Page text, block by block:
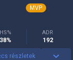
MVP
HS%
38%
ADR
192
részletek